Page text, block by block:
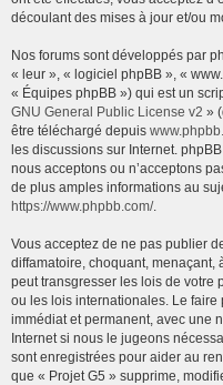
découlant des mises à jour et/ou
Nos forums sont développés par
« leur », « logiciel phpBB », «
« Équipes phpBB ») qui est un
GNU General Public License v2 »
être téléchargé depuis
les discussions sur Internet.
nous acceptons ou n’acceptons
de plus amples informations au
https://www.phpbb.com/.
Vous acceptez de ne pas publier
diffamatoire, choquant, menaçant,
peut transgresser les lois de votre
ou les lois internationales. Le
immédiat et permanent, avec une
Internet si nous le jugeons
sont enregistrées pour aider au
que « Projet G5 » supprime,